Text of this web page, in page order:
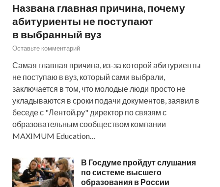
Названа главная причина, почему
абитуриенты не поступают
в выбранный вуз
Оставьте комментарий
Самая главная причина, из-за которой абитуриенты
не поступаю в вуз, который сами выбрали,
заключается в том, что молодые люди просто не
укладываются в сроки подачи документов, заявил в
беседе с "Лентой.ру" директор по связям с
образовательным сообществом компании
MAXIMUM Education…
В Госдуме пройдут слушания
по системе высшего
образования в России